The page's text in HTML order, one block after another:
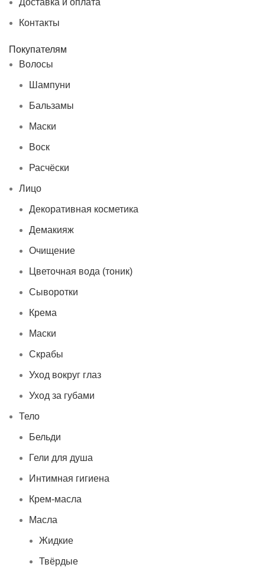
Доставка и оплата
Контакты
Покупателям
Волосы
Шампуни
Бальзамы
Маски
Воск
Расчёски
Лицо
Декоративная косметика
Демакияж
Очищение
Цветочная вода (тоник)
Сыворотки
Крема
Маски
Скрабы
Уход вокруг глаз
Уход за губами
Тело
Бельди
Гели для душа
Интимная гигиена
Крем-масла
Масла
Жидкие
Твёрдые